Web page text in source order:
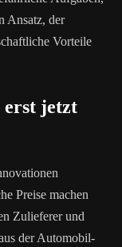
Ansatz, der
Vorteile
jetzt
Preise machen
Zulieferer und
der Automobil-